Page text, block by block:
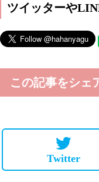
ツイッターや
この記事をシェ
Twitter